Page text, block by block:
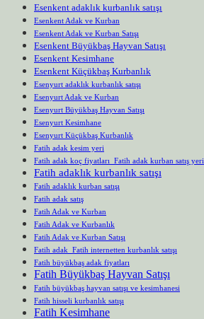
Esenkent adaklık kurbanlık satışı
Esenkent Adak ve Kurban
Esenkent Adak ve Kurban Satışı
Esenkent Büyükbaş Hayvan Satışı
Esenkent Kesimhane
Esenkent Küçükbaş Kurbanlık
Esenyurt adaklık kurbanlık satışı
Esenyurt Adak ve Kurban
Esenyurt Büyükbaş Hayvan Satışı
Esenyurt Kesimhane
Esenyurt Küçükbaş Kurbanlık
Fatih adak kesim yeri
Fatih adak koç fiyatları Fatih adak kurban satış yeri
Fatih adaklık kurbanlık satışı
Fatih adaklık kurban satışı
Fatih adak satış
Fatih Adak ve Kurban
Fatih Adak ve Kurbanlık
Fatih Adak ve Kurban Satışı
Fatih adak Fatih internetten kurbanlık satışı
Fatih büyükbaş adak fiyatları
Fatih Büyükbaş Hayvan Satışı
Fatih büyükbaş hayvan satışı ve kesimhanesi
Fatih hisseli kurbanlık satışı
Fatih Kesimhane